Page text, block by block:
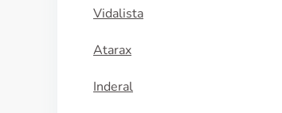
Vidalista
Atarax
Inderal